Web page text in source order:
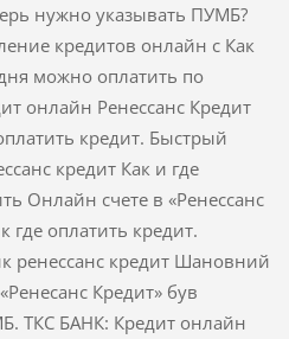
нужно указывать ПУМБ?
кредитов онлайн с Как
можно оплатить по
онлайн Ренессанс Кредит
кредит. Быстрый
кредит Как и где
Онлайн счете в «Ренессанс
где оплатить кредит.
ренессанс кредит Шановний
Кредит» був
ТКС БАНК: Кредит онлайн